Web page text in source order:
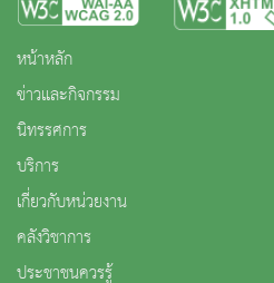
หน้าหลัก
ข่าวและกิจกรรม
นิทรรศการ
บริการ
เกี่ยวกับหน่วยงาน
คลังวิชาการ
ประชาชนควรรู้